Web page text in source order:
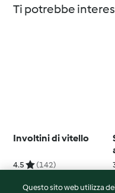
Ti potrebbe
Involtini di vitello
4.5 (142)
Questo sito web utilizza